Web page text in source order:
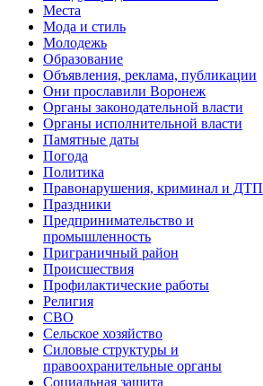
Места
Мода и стиль
Молодежь
Образование
Объявления, реклама, публикации
Они прославили Воронеж
Органы законодательной власти
Органы исполнительной власти
Памятные даты
Погода
Политика
Правонарушения, криминал и ДТП
Праздники
Предпринимательство и
промышленность
Приграничный район
Происшествия
Профилактические работы
Религия
СВО
Сельское хозяйство
Силовые структуры и
правоохранительные органы
Социальная защита